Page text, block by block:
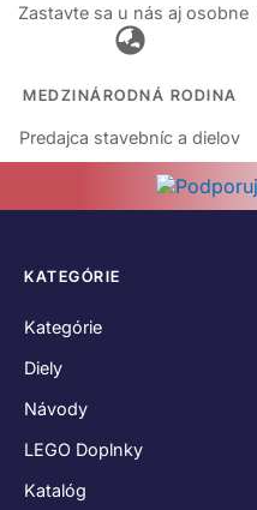
Zastavte sa u nás aj osobne
MEDZINÁRODNÁ RODINA
Predajca stavebníc a dielov
KATEGÓRIE
Kategórie
Diely
Návody
LEGO Doplnky
Katalóg